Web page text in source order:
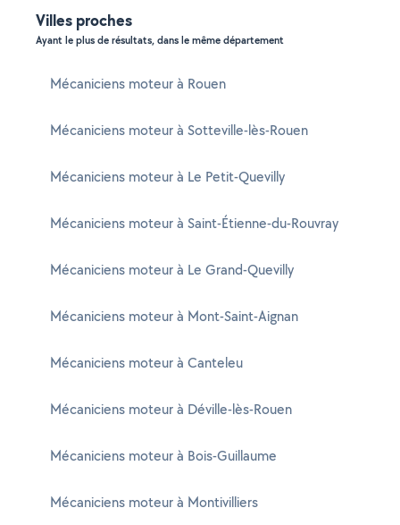
Villes proches
Ayant le plus de résultats, dans le même département
Mécaniciens moteur à Rouen
Mécaniciens moteur à Sotteville-lès-Rouen
Mécaniciens moteur à Le Petit-Quevilly
Mécaniciens moteur à Saint-Étienne-du-Rouvray
Mécaniciens moteur à Le Grand-Quevilly
Mécaniciens moteur à Mont-Saint-Aignan
Mécaniciens moteur à Canteleu
Mécaniciens moteur à Déville-lès-Rouen
Mécaniciens moteur à Bois-Guillaume
Mécaniciens moteur à Montivilliers